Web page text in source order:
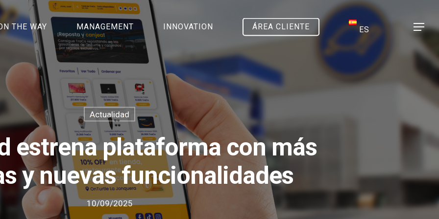
THE WAY MANAGEMENT INNOVATION ÁREA CLIENTE ES Menu
Actualidad
estrena plataforma con más
y nuevas funcionalidades
10/09/2025